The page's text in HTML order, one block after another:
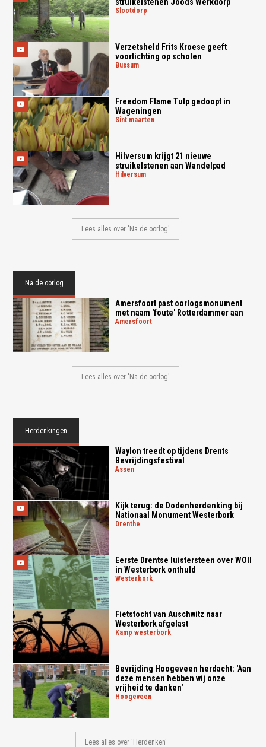
struikelstenen Joods Werkdorp
slootdorp
Verzetsheld Frits Kroese geeft
voorlichting op scholen
bussum
Freedom Flame Tulp gedoopt in
Wageningen
sint maarten
Hilversum krijgt 21 nieuwe
struikelstenen aan Wandelpad
hilversum
Lees alles over 'Na de oorlog'
Na de oorlog
Amersfoort past oorlogsmonument
met naam 'foute' Rotterdammer aan
amersfoort
Lees alles over 'Na de oorlog'
Herdenkingen
Waylon treedt op tijdens Drents
Bevrijdingsfestival
assen
Kijk terug: de Dodenherdenking bij
Nationaal Monument Westerbork
drenthe
Eerste Drentse luistersteen over WOII
in Westerbork onthuld
westerbork
Fietstocht van Auschwitz naar
Westerbork afgelast
kamp westerbork
Bevrijding Hoogeveen herdacht: 'Aan
deze mensen hebben wij onze
vrijheid te danken'
hoogeveen
Lees alles over 'Herdenken'